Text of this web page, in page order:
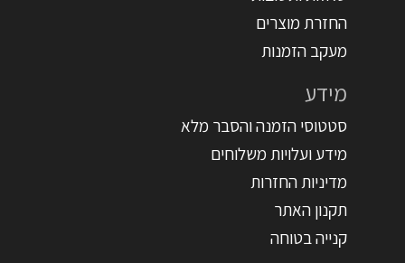
החזרת מוצרים
מעקב הזמנות
מידע
סטטוסי הזמנה והסבר מלא
מידע ועלויות משלוחים
מדיניות החזרות
תקנון האתר
קנייה בטוחה